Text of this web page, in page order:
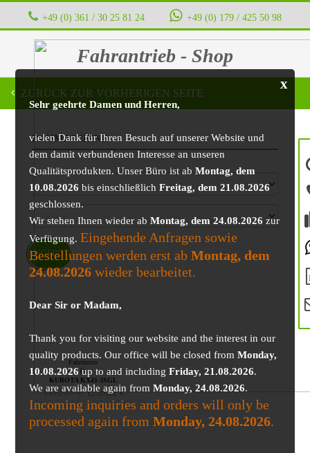
+49 (0) 361 / 30 25 81 24 ‭ ‭ ‭ ‭ +49 (0) 179 / 425 50 98
Fahrantrieb - Shop
x
Sehr geehrte Damen und Herren,
vielen Dank für Ihren Besuch auf unserer Website und
dem damit verbundenen Interesse an unseren
Qualitätsprodukten. Unser Büro ist abMontag, dem
10.08.2026 bis einschließlichFreitag, dem 21.08.2026
geschlossen.
Wir stehen Ihnen wieder abMontag, dem 24.08.2026 zur
Verfügung. Eingehende Anfragen sowie
Bestellungen werden erst abMontag, dem
24.08.2026 wieder bearbeitet.
Dear Sir or Madam,
Thank you for visiting our website and the interest in our
quality products. Our office will be closed fromMonday,
10.08.2026up to and includingFriday, 21.08.2026.
We are available again fromMonday, 24.08.2026.
Incoming inquiries and orders will only be
processed again fromMonday, 24.08.2026.
ZURÜCK ZUR VORHERIGEN SEITE
BAUMASCHINE
Fahrmotor
für
KUBOTA KX41-3SGL
1372,07€ 1259,02€
ANGEBOT!